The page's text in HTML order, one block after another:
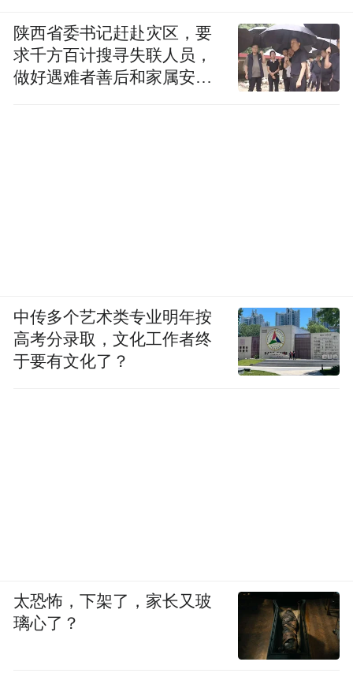
陕西省委书记赶赴灾区，要
求千方百计搜寻失联人员，
做好遇难者善后和家属安抚
中传多个艺术类专业明年按
高考分录取，文化工作者终
于要有文化了？
太恐怖，下架了，家长又玻
璃心了？